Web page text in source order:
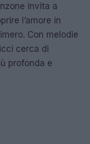
invita a
l’amore in
Con melodie
cerca di
profonda e